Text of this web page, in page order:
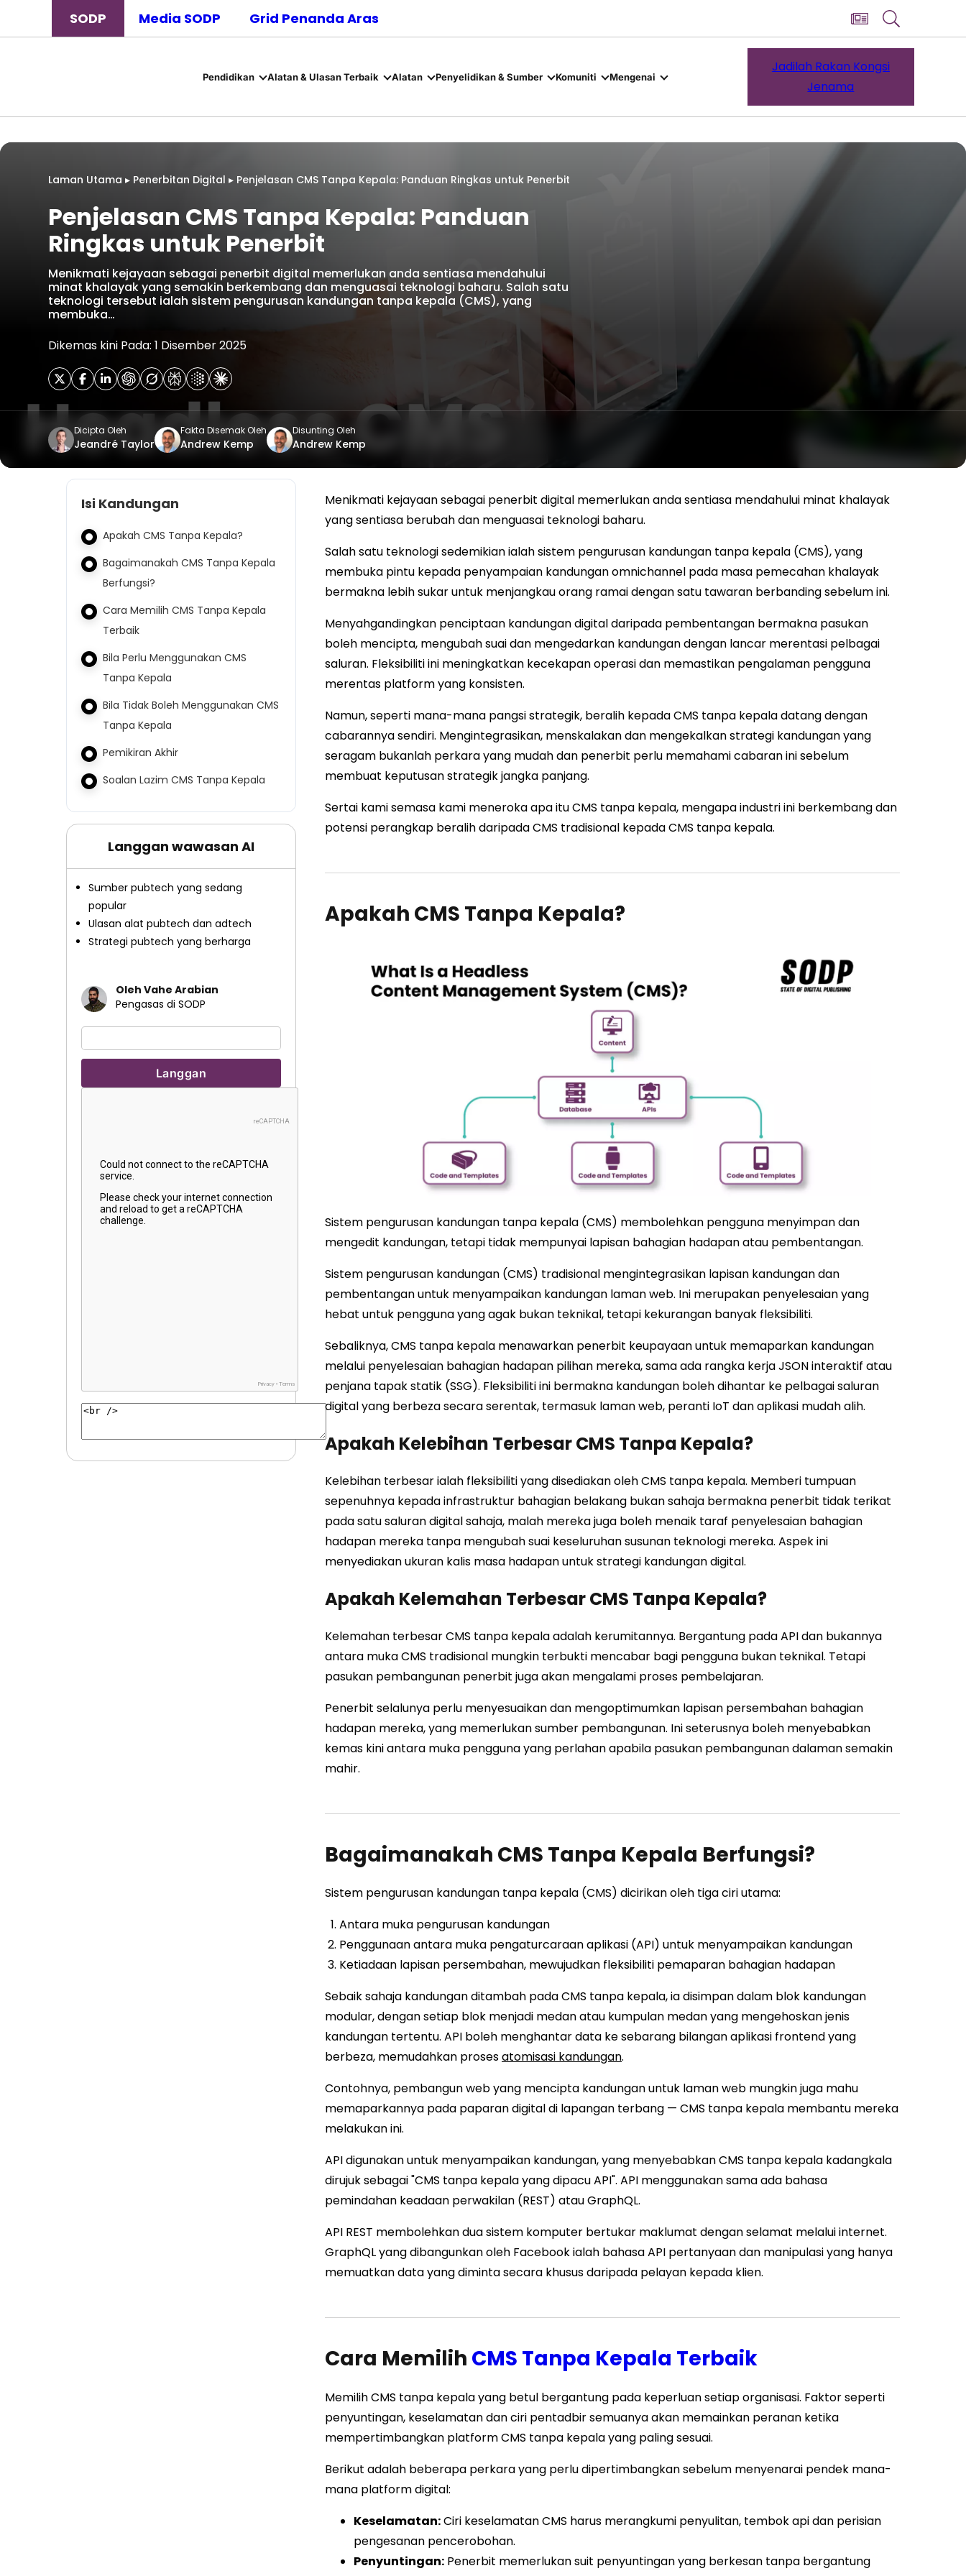
SODP Media SODP Grid Penanda Aras
Pendidikan Alatan & Ulasan Terbaik Alatan Penyelidikan & Sumber Komuniti Mengenai
Jadilah Rakan Kongsi
Jenama
Laman Utama ▸ Penerbitan Digital ▸ Penjelasan CMS Tanpa Kepala: Panduan Ringkas untuk Penerbit
Penjelasan CMS Tanpa Kepala: Panduan
Ringkas untuk Penerbit
Menikmati kejayaan sebagai penerbit digital memerlukan anda sentiasa mendahului
minat khalayak yang semakin berkembang dan menguasai teknologi baharu. Salah satu
teknologi tersebut ialah sistem pengurusan kandungan tanpa kepala (CMS), yang
membuka…
Dikemas kini Pada: 1 Disember 2025
Dicipta Oleh
Jeandré Taylor
Fakta Disemak Oleh
Andrew Kemp
Disunting Oleh
Andrew Kemp
Isi Kandungan
Apakah CMS Tanpa Kepala?
Bagaimanakah CMS Tanpa Kepala
Berfungsi?
Cara Memilih CMS Tanpa Kepala
Terbaik
Bila Perlu Menggunakan CMS
Tanpa Kepala
Bila Tidak Boleh Menggunakan CMS
Tanpa Kepala
Pemikiran Akhir
Soalan Lazim CMS Tanpa Kepala
Langgan wawasan AI
Sumber pubtech yang sedang
popular
Ulasan alat pubtech dan adtech
Strategi pubtech yang berharga
Oleh Vahe Arabian
Pengasas di SODP
Menikmati kejayaan sebagai penerbit digital memerlukan anda sentiasa mendahului minat khalayak
yang sentiasa berubah dan menguasai teknologi baharu.
Salah satu teknologi sedemikian ialah sistem pengurusan kandungan tanpa kepala (CMS), yang
membuka pintu kepada penyampaian kandungan omnichannel pada masa pemecahan khalayak
bermakna lebih sukar untuk menjangkau orang ramai dengan satu tawaran berbanding sebelum ini.
Menyahgandingkan penciptaan kandungan digital daripada pembentangan bermakna pasukan
boleh mencipta, mengubah suai dan mengedarkan kandungan dengan lancar merentasi pelbagai
saluran. Fleksibiliti ini meningkatkan kecekapan operasi dan memastikan pengalaman pengguna
merentas platform yang konsisten.
Namun, seperti mana-mana pangsi strategik, beralih kepada CMS tanpa kepala datang dengan
cabarannya sendiri. Mengintegrasikan, menskalakan dan mengekalkan strategi kandungan yang
seragam bukanlah perkara yang mudah dan penerbit perlu memahami cabaran ini sebelum
membuat keputusan strategik jangka panjang.
Sertai kami semasa kami meneroka apa itu CMS tanpa kepala, mengapa industri ini berkembang dan
potensi perangkap beralih daripada CMS tradisional kepada CMS tanpa kepala.
Apakah CMS Tanpa Kepala?
Sistem pengurusan kandungan tanpa kepala (CMS) membolehkan pengguna menyimpan dan
mengedit kandungan, tetapi tidak mempunyai lapisan bahagian hadapan atau pembentangan.
Sistem pengurusan kandungan (CMS) tradisional mengintegrasikan lapisan kandungan dan
pembentangan untuk menyampaikan kandungan laman web. Ini merupakan penyelesaian yang
hebat untuk pengguna yang agak bukan teknikal, tetapi kekurangan banyak fleksibiliti.
Sebaliknya, CMS tanpa kepala menawarkan penerbit keupayaan untuk memaparkan kandungan
melalui penyelesaian bahagian hadapan pilihan mereka, sama ada rangka kerja JSON interaktif atau
penjana tapak statik (SSG). Fleksibiliti ini bermakna kandungan boleh dihantar ke pelbagai saluran
digital yang berbeza secara serentak, termasuk laman web, peranti IoT dan aplikasi mudah alih.
Apakah Kelebihan Terbesar CMS Tanpa Kepala?
Kelebihan terbesar ialah fleksibiliti yang disediakan oleh CMS tanpa kepala. Memberi tumpuan
sepenuhnya kepada infrastruktur bahagian belakang bukan sahaja bermakna penerbit tidak terikat
pada satu saluran digital sahaja, malah mereka juga boleh menaik taraf penyelesaian bahagian
hadapan mereka tanpa mengubah suai keseluruhan susunan teknologi mereka. Aspek ini
menyediakan ukuran kalis masa hadapan untuk strategi kandungan digital.
Apakah Kelemahan Terbesar CMS Tanpa Kepala?
Kelemahan terbesar CMS tanpa kepala adalah kerumitannya. Bergantung pada API dan bukannya
antara muka CMS tradisional mungkin terbukti mencabar bagi pengguna bukan teknikal. Tetapi
pasukan pembangunan penerbit juga akan mengalami proses pembelajaran.
Penerbit selalunya perlu menyesuaikan dan mengoptimumkan lapisan persembahan bahagian
hadapan mereka, yang memerlukan sumber pembangunan. Ini seterusnya boleh menyebabkan
kemas kini antara muka pengguna yang perlahan apabila pasukan pembangunan dalaman semakin
mahir.
Bagaimanakah CMS Tanpa Kepala Berfungsi?
Sistem pengurusan kandungan tanpa kepala (CMS) dicirikan oleh tiga ciri utama:
Antara muka pengurusan kandungan
Penggunaan antara muka pengaturcaraan aplikasi (API) untuk menyampaikan kandungan
Ketiadaan lapisan persembahan, mewujudkan fleksibiliti pemaparan bahagian hadapan
Sebaik sahaja kandungan ditambah pada CMS tanpa kepala, ia disimpan dalam blok kandungan
modular, dengan setiap blok menjadi medan atau kumpulan medan yang mengehoskan jenis
kandungan tertentu. API boleh menghantar data ke sebarang bilangan aplikasi frontend yang
berbeza, memudahkan prosesatomisasi kandungan.
Contohnya, pembangun web yang mencipta kandungan untuk laman web mungkin juga mahu
memaparkannya pada paparan digital di lapangan terbang — CMS tanpa kepala membantu mereka
melakukan ini.
API digunakan untuk menyampaikan kandungan, yang menyebabkan CMS tanpa kepala kadangkala
dirujuk sebagai "CMS tanpa kepala yang dipacu API". API menggunakan sama ada bahasa
pemindahan keadaan perwakilan (REST) ​​atau GraphQL.
API REST membolehkan dua sistem komputer bertukar maklumat dengan selamat melalui internet.
GraphQL yang dibangunkan oleh Facebook ialah bahasa API pertanyaan dan manipulasi yang hanya
memuatkan data yang diminta secara khusus daripada pelayan kepada klien.
Cara Memilih CMS Tanpa Kepala Terbaik
Memilih CMS tanpa kepala yang betul bergantung pada keperluan setiap organisasi. Faktor seperti
penyuntingan, keselamatan dan ciri pentadbir semuanya akan memainkan peranan ketika
mempertimbangkan platform CMS tanpa kepala yang paling sesuai.
Berikut adalah beberapa perkara yang perlu dipertimbangkan sebelum menyenarai pendek mana-
mana platform digital:
Keselamatan:Ciri keselamatan CMS harus merangkumi penyulitan, tembok api dan perisian
pengesanan pencerobohan.
Penyuntingan: Penerbit memerlukan suit penyuntingan yang berkesan tanpa bergantung